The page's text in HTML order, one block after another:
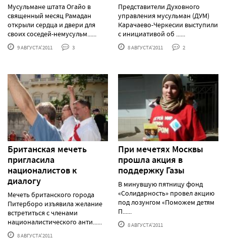
Мусульмане штата Огайо в
священный месяц Рамадан
открыли сердца и двери для
своих соседей-немусульм......
9 АВГУСТА'2011 3
Представители Духовного
управления мусульман (ДУМ)
Карачаево-Черкесии выступили
с инициативой об ......
8 АВГУСТА'2011 2
Британская мечеть
пригласила
националистов к
диалогу
Мечеть британского города
Питерборо изъявила желание
встретиться с членами
националистического анти......
8 АВГУСТА'2011
При мечетях Москвы
прошла акция в
поддержку Газы
В минувшую пятницу фонд
«Солидарность» провел акцию
под лозунгом «Поможем детям
П......
8 АВГУСТА'2011